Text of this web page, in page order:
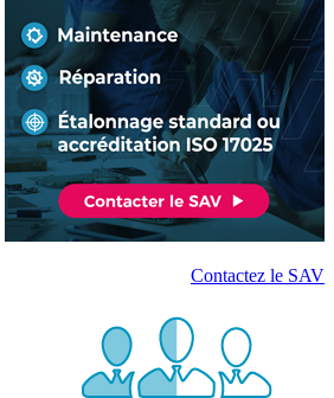
Contactez le SAV